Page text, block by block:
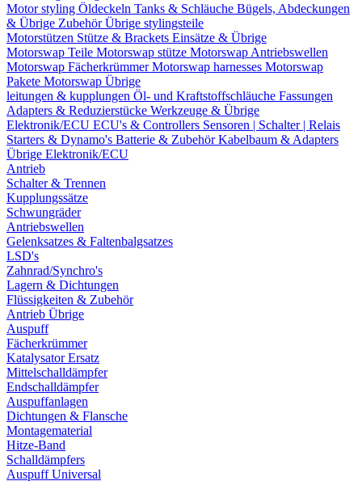
Motor styling Öldeckeln Tanks & Schläuche Bügels, Abdeckungen
& Übrige ZubehörÜbrige stylingsteile
Motorstützen Stütze & Brackets Einsätze & Übrige
Motorswap Teile Motorswap stütze Motorswap Antriebswellen
Motorswap FächerkrümmerMotorswap harnesses Motorswap
Pakete Motorswap Übrige
leitungen & kupplungen Öl- und Kraftstoffschläuche Fassungen
Adapters & Reduzierstücke Werkzeuge & Übrige
Elektronik/ECU ECU's & Controllers Sensoren | Schalter | Relais
Starters & Dynamo's Batterie & ZubehörKabelbaum & Adapters
Übrige Elektronik/ECU
Antrieb
Schalter & Trennen
Kupplungssätze
Schwungräder
Antriebswellen
Gelenksatzes & Faltenbalgsatzes
LSD's
Zahnrad/Synchro's
Lagern & Dichtungen
Flüssigkeiten & Zubehör
Antrieb Übrige
Auspuff
Fächerkrümmer
Katalysator Ersatz
Mittelschalldämpfer
Endschalldämpfer
Auspuffanlagen
Dichtungen & Flansche
Montagematerial
Hitze-Band
Schalldämpfers
Auspuff Universal